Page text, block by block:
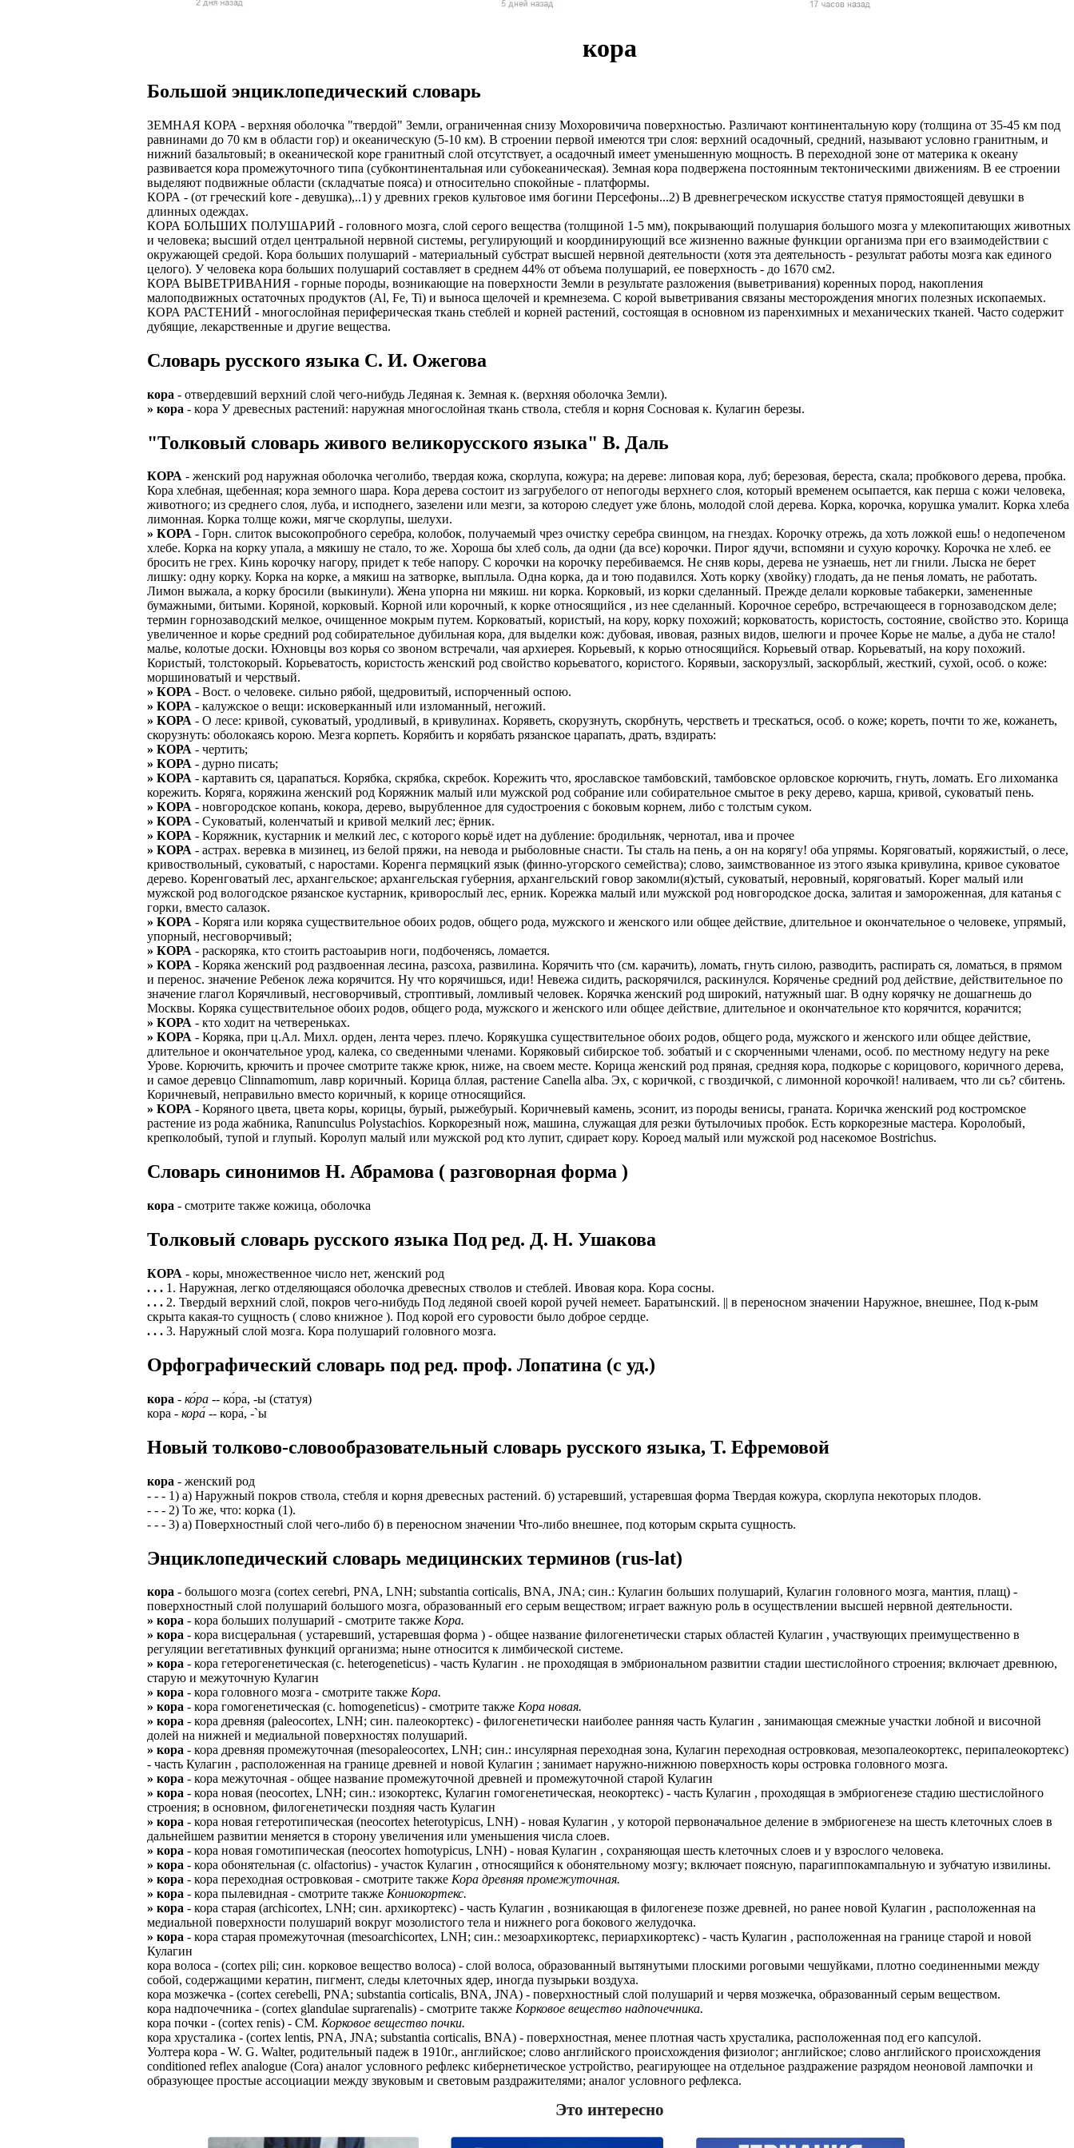
надежность и качество выполнения наших услуг. Ведётся постоянный набор мужчин, женщин и
ВНИМАНИЕ: Мы не оплачиваем стоимость оформления и перелёт.
имеет права вычитывать какие то деньги из вашей зарплаты!
Варианты: 1) Рабочая виза на 6 месяцев (можно продлевать на месте, не выезжая из страны),
2) Рабочая виза на 1 год (можно продлевать, не выезжая из страны);
3) Также предоставим возможность оформления Вида на Жительство.
Знание языка не является обязательным. Наличие заграничного паспорта;
Требуются мужчины, женщины, а также семейные пары;
Варианты работ: фабрики, заводы.
Средняя зарплата 1500-2500 евро в месяц (130 000-230 000 рублей). Заработок указан
средний, зависит от подобранной вакансии и сложности работы. + переработки
оплачиваются отдельно.
График 10-12 часов. 5-6 дневная рабочая неделя.
приглашение от работодателя > оформление визы > отправка > прохождение границы, встреча
работодателем подобранной заранее вакансии > прибытие на предприятие и место проживание.
Лицензия по трудоустройству за рубежом № 20118251359
Также смотрите дополнительные предложения по отправке в другие страны в нашем профиле.
А также рассматриваются соискатели с опытом работы: рабочий, разнорабочий, комплектовщик,
упаковщик, стикеровщик.
# работа за границей
# работа за рубежом
# трудоустройство за границей
# трудоустройство за рубежом
Авто находится у Вас 24 часа в сутки и в выходные дни
Никаких % и комиссий автопарков
Гарантированный стабильный доход не зависимо от суммы заказов
В наличии авто с возможностью выкупа от 600р.
Ищем водителей в штат.
Звоните ежедневно, работаем без выходных
количество мест на вакансию ограничено
Гибкий график: (2/2, 5/2)
Дружный коллектив.
Смартфон для работы и полная оплата мобильной связи.
Скидки и акции от партнеров компании.
Выгодные условия на продукты Тинькофф банка.
ЧТОБЫ УСТРОИТЬСЯ ПРЕДСТАВИТЕЛЕМ
Откликнитесь на это объявление.
Получите приглашение в личный кабинет кандидата.
Заполните короткую анкету.
Ожидайте звонка менеджера.
Доставлять клиентам банковские продукты, в том числе карты.
Подписывать документы при передаче и консультировать клиентов, как выгодно пользоваться
картами банка.
В ходе консультации представители могут подключать доп. услуги (например помочь в
установке мобильного банка на телефон), за что получают дополнительную плату.
Пожалуйста, НЕ ЗВОНИТЕ! Пишите.
Опыт не нужен, но приветствуется на следующих позициях: менеджер, представитель,
региональный представитель, продавец-консультант, курьер, банковский курьер, курьер банка,
курьер документов, менеджер по продажам.
В таких банках, как Сбербанк, Газпром, Альфа-Банк, Промсвязьбанк, Райффайзенбанк,
Открытие, Почта Банк.
А также в компаниях: Евросеть, Мегафон, Связной, СДЭК, ПЭК и т.д.
В направлениях: без опыта, студенты, банки, консультирование, продажи.
кора
Большой энциклопедический словарь
ЗЕМНАЯ КОРА - верхняя оболочка "твердой" Земли, ограниченная снизу Мохоровичича поверхностью. Различают континентальную кору (толщина от 35-45 км под
равнинами до 70 км в области гор) и океаническую (5-10 км). В строении первой имеются три слоя: верхний осадочный, средний, называют условно гранитным, и
нижний базальтовый; в океанической коре гранитный слой отсутствует, а осадочный имеет уменьшенную мощность. В переходной зоне от материка к океану
развивается кора промежуточного типа (субконтинентальная или субокеаническая). Земная кора подвержена постоянным тектоническими движениям. В ее строении
выделяют подвижные области (складчатые пояса) и относительно спокойные - платформы.
КОРА - (от греческий kore - девушка),..1) у древних греков культовое имя богини Персефоны...2) В древнегреческом искусстве статуя прямостоящей девушки в
длинных одеждах.
КОРА БОЛЬШИХ ПОЛУШАРИЙ - головного мозга, слой серого вещества (толщиной 1-5 мм), покрывающий полушария большого мозга у млекопитающих животных
и человека; высший отдел центральной нервной системы, регулирующий и координирующий все жизненно важные функции организма при его взаимодействии с
окружающей средой. Кора больших полушарий - материальный субстрат высшей нервной деятельности (хотя эта деятельность - результат работы мозга как единого
целого). У человека кора больших полушарий составляет в среднем 44% от объема полушарий, ее поверхность - до 1670 см2.
КОРА ВЫВЕТРИВАНИЯ - горные породы, возникающие на поверхности Земли в результате разложения (выветривания) коренных пород, накопления
малоподвижных остаточных продуктов (Al, Fe, Ti) и выноса щелочей и кремнезема. С корой выветривания связаны месторождения многих полезных ископаемых.
КОРА РАСТЕНИЙ - многослойная периферическая ткань стеблей и корней растений, состоящая в основном из паренхимных и механических тканей. Часто содержит
дубящие, лекарственные и другие вещества.
Словарь русского языка С. И. Ожегова
кора - отвердевший верхний слой чего-нибудь Ледяная к. Земная к. (верхняя оболочка Земли).
» кора - кора У древесных растений: наружная многослойная ткань ствола, стебля и корня Сосновая к. Кулагин березы.
"Толковый словарь живого великорусского языка" В. Даль
КОРА - женский род наружная оболочка чеголибо, твердая кожа, скорлупа, кожура; на дереве: липовая кора, луб; березовая, береста, скала; пробкового дерева, пробка.
Кора хлебная, щебенная; кора земного шара. Кора дерева состоит из загрубелого от непогоды верхнего слоя, который временем осыпается, как перша с кожи человека,
животного; из среднего слоя, луба, и исподнего, зазелени или мезги, за которою следует уже блонь, молодой слой дерева. Корка, корочка, корушка умалит. Корка хлеба
лимонная. Корка толще кожи, мягче скорлупы, шелухи.
» КОРА - Горн. слиток высокопробного серебра, колобок, получаемый чрез очистку серебра свинцом, на гнездах. Корочку отрежь, да хоть ложкой ешь! о недопеченом
хлебе. Корка на корку упала, а мякишу не стало, то же. Хороша бы хлеб соль, да одни (да все) корочки. Пирог ядучи, вспомяни и сухую корочку. Корочка не хлеб. ее
бросить не грех. Кинь корочку нагору, придет к тебе напору. С корочки на корочку перебиваемся. Не сняв коры, дерева не узнаешь, нет ли гнили. Лыска не берет
лишку: одну корку. Корка на корке, а мякиш на затворке, выплыла. Одна корка, да и тою подавился. Хоть корку (хвойку) глодать, да не пенья ломать, не работать.
Лимон выжала, а корку бросили (выкинули). Жена упорна ни мякиш. ни корка. Корковый, из корки сделанный. Прежде делали корковые табакерки, замененные
бумажными, битыми. Коряной, корковый. Корной или корочный, к корке относящийся , из нее сделанный. Корочное серебро, встречающееся в горнозаводском деле;
термин горнозаводский мелкое, очищенное мокрым путем. Корковатый, користый, на кору, корку похожий; корковатость, користость, состояние, свойство это. Корища
увеличенное и корье средний род собирательное дубильная кора, для выделки кож: дубовая, ивовая, разных видов, шелюги и прочее Корье не малье, а дуба не стало!
малье, колотые доски. Юхновцы воз корья со звоном встречали, чая архиерея. Корьевый, к корью относящийся. Корьевый отвар. Корьеватый, на кору похожий.
Користый, толстокорый. Корьеватость, користость женский род свойство корьеватого, користого. Корявыи, заскорузлый, заскорблый, жесткий, сухой, особ. о коже:
моршиноватый и черствый.
» КОРА - Вост. о человеке. сильно рябой, щедровитый, испорченный оспою.
» КОРА - калужское о вещи: исковерканный или изломанный, негожий.
» КОРА - О лесе: кривой, суковатый, уродливый, в кривулинах. Коряветь, скорузнуть, скорбнуть, черстветь и трескаться, особ. о коже; кореть, почти то же, кожанеть,
скорузнуть: оболокаясь корою. Мезга корпеть. Корябить и корябать рязанское царапать, драть, вздирать:
» КОРА - чертить;
» КОРА - дурно писать;
» КОРА - картавить ся, царапаться. Корябка, скрябка, скребок. Корежить что, ярославское тамбовский, тамбовское орловское корючить, гнуть, ломать. Его лихоманка
корежить. Коряга, коряжина женский род Коряжник малый или мужской род собрание или собирательное смытое в реку дерево, карша, кривой, суковатый пень.
» КОРА - новгородское копань, кокора, дерево, вырубленное для судостроения с боковым корнем, либо с толстым суком.
» КОРА - Суковатый, коленчатый и кривой мелкий лес; ёрник.
» КОРА - Коряжник, кустарник и мелкий лес, с которого корьё идет на дубление: бродильняк, чернотал, ива и прочее
» КОРА - астрах. веревка в мизинец, из 6елой пряжи, на невода и рыболовные снасти. Ты сталь на пень, а он на корягу! оба упрямы. Коряговатый, коряжистый, о лесе,
кривоствольный, суковатый, с наростами. Коренга пермяцкий язык (финно-угорского семейства); слово, заимствованное из этого языка кривулина, кривое суковатое
дерево. Коренговатый лес, архангельское; архангельская губерния, архангельский говор закомли(я)стый, суковатый, неровный, коряговатый. Корег малый или
мужской род вологодское рязанское кустарник, криворослый лес, ерник. Корежка малый или мужской род новгородское доска, залитая и замороженная, для катанья с
горки, вместо салазок.
» КОРА - Коряга или коряка существительное обоих родов, общего рода, мужского и женского или общее действие, длительное и окончательное о человеке, упрямый,
упорный, несговорчивый;
» КОРА - раскоряка, кто стоить растоаырив ноги, подбоченясь, ломается.
» КОРА - Коряка женский род раздвоенная лесина, разсоха, развилина. Корячить что (см. карачить), ломать, гнуть силою, разводить, распирать ся, ломаться, в прямом
и перенос. значение Ребенок лежа корячится. Ну что корячишься, иди! Невежа сидить, раскорячился, раскинулся. Коряченье средний род действие, действительное по
значение глагол Корячливый, несговорчивый, строптивый, ломливый человек. Корячка женский род широкий, натужный шаг. В одну корячку не дошагнешь до
Москвы. Коряка существительное обоих родов, общего рода, мужского и женского или общее действие, длительное и окончательное кто корячится, корачится;
» КОРА - кто ходит на четвереньках.
» КОРА - Коряка, при ц.Ал. Михл. орден, лента через. плечо. Корякушка существительное обоих родов, общего рода, мужского и женского или общее действие,
длительное и окончательное урод, калека, со сведенными членами. Коряковый сибирское тоб. зобатый и с скорченными членами, особ. по местному недугу на реке
Урове. Корючить, крючить и прочее смотрите также крюк, ниже, на своем месте. Корица женский род пряная, средняя кора, подкорье с корицового, коричного дерева,
и самое деревцо Clinnamomum, лавр коричный. Корица бллая, растение Canella alba. Эх, с коричкой, с гвоздичкой, с лимонной корочкой! наливаем, что ли сь? сбитень.
Коричневый, неправильно вместо коричный, к корице относящийся.
» КОРА - Коряного цвета, цвета коры, корицы, бурый, рыжебурый. Коричневый камень, эсонит, из породы венисы, граната. Коричка женский род костромское
растение из рода жабника, Ranunculus Роlystachios. Коркорезный нож, машина, служащая для резки бутылочиых пробок. Есть коркорезные мастера. Королобый,
крепколобый, тупой и глупый. Королуп малый или мужской род кто лупит, сдирает кору. Короед малый или мужской род насекомое Bostrichus.
Cловарь синонимов Н. Абрамова ( разговорная форма )
кора - смотрите также кожица, оболочка
Толковый словарь русского языка Под ред. Д. Н. Ушакова
КОРА - коры, множественное число нет, женский род
. . . 1. Наружная, легко отделяющаяся оболочка древесных стволов и стеблей. Ивовая кора. Кора сосны.
. . . 2. Твердый верхний слой, покров чего-нибудь Под ледяной своей корой ручей немеет. Баратынский. || в переносном значении Наружное, внешнее, Под к-рым
скрыта какая-то сущность ( слово книжное ). Под корой его суровости было доброе сердце.
. . . 3. Наружный слой мозга. Кора полушарий головного мозга.
Орфографический словарь под ред. проф. Лопатина (c уд.)
кора - ко́ра -- ко́ра, -ы (статуя)
кора - кора́ -- кора́, -`ы
Новый толково-словообразовательный словарь русского языка, Т. Ефремовой
кора - женский род
- - - 1) а) Наружный покров ствола, стебля и корня древесных растений. б) устаревший, устаревшая форма Твердая кожура, скорлупа некоторых плодов.
- - - 2) То же, что: корка (1).
- - - 3) а) Поверхностный слой чего-либо б) в переносном значении Что-либо внешнее, под которым скрыта сущность.
Энциклопедический словарь медицинских терминов (rus-lat)
кора - большого мозга (cortex cerebri, PNA, LNH; substantia corticalis, BNA, JNA; син.: Кулагин больших полушарий, Кулагин головного мозга, мантия, плащ) -
поверхностный слой полушарий большого мозга, образованный его серым веществом; играет важную роль в осуществлении высшей нервной деятельности.
» кора - кора больших полушарий - смотрите также Кора.
» кора - кора висцеральная ( устаревший, устаревшая форма ) - общее название филогенетически старых областей Кулагин , участвующих преимущественно в
регуляции вегетативных функций организма; ныне относится к лимбической системе.
» кора - кора гетерогенетическая (с. heterogeneticus) - часть Кулагин . не проходящая в эмбриональном развитии стадии шестислойного строения; включает древнюю,
старую и межуточную Кулагин
» кора - кора головного мозга - смотрите также Кора.
» кора - кора гомогенетическая (с. homogeneticus) - смотрите также Кора новая.
» кора - кора древняя (paleocortex, LNH; син. палеокортекс) - филогенетически наиболее ранняя часть Кулагин , занимающая смежные участки лобной и височной
долей на нижней и медиальной поверхностях полушарий.
» кора - кора древняя промежуточная (mesopaleocortex, LNH; син.: инсулярная переходная зона, Кулагин переходная островковая, мезопалеокортекс, перипалеокортекс)
- часть Кулагин , расположенная на границе древней и новой Кулагин ; занимает наружно-нижнюю поверхность коры островка головного мозга.
» кора - кора межуточная - общее название промежуточной древней и промежуточной старой Кулагин
» кора - кора новая (neocortex, LNH; син.: изокортекс, Кулагин гомогенетическая, неокортекс) - часть Кулагин , проходящая в эмбриогенезе стадию шестислойного
строения; в основном, филогенетически поздняя часть Кулагин
» кора - кора новая гетеротипическая (neocortex heterotypicus, LNH) - новая Кулагин , у которой первоначальное деление в эмбриогенезе на шесть клеточных слоев в
дальнейшем развитии меняется в сторону увеличения или уменьшения числа слоев.
» кора - кора новая гомотипическая (neocortex homotypicus, LNH) - новая Кулагин , сохраняющая шесть клеточных слоев и у взрослого человека.
» кора - кора обонятельная (с. olfactorius) - участок Кулагин , относящийся к обонятельному мозгу; включает поясную, парагиппокампальную и зубчатую извилины.
» кора - кора переходная островковая - смотрите также Кора древняя промежуточная.
» кора - кора пылевидная - смотрите также Кониокортекс.
» кора - кора старая (archicortex, LNH; син. архикортекс) - часть Кулагин , возникающая в филогенезе позже древней, но ранее новой Кулагин , расположенная на
медиальной поверхности полушарий вокруг мозолистого тела и нижнего рога бокового желудочка.
» кора - кора старая промежуточная (mesoarchicortex, LNH; син.: мезоархикортекс, периархикортекс) - часть Кулагин , расположенная на границе старой и новой
Кулагин
кора волоса - (cortex pili; син. корковое вещество волоса) - слой волоса, образованный вытянутыми плоскими роговыми чешуйками, плотно соединенными между
собой, содержащими кератин, пигмент, следы клеточных ядер, иногда пузырьки воздуха.
кора мозжечка - (cortex cerebelli, PNA; substantia corticalis, BNA, JNA) - поверхностный слой полушарий и червя мозжечка, образованный серым веществом.
кора надпочечника - (cortex glandulae suprarenalis) - смотрите также Корковое вещество надпочечника.
кора почки - (cortex renis) - CM. Корковое вещество почки.
кора хрусталика - (cortex lentis, PNA, JNA; substantia corticalis, BNA) - поверхностная, менее плотная часть хрусталика, расположенная под его капсулой.
Уолтера кора - W. G. Walter, родительный падеж в 1910г., английское; слово английского происхождения физиолог; английское; слово английского происхождения
conditioned reflex analogue (Cora) аналог условного рефлекс кибернетическое устройство, реагирующее на отдельное раздражение разрядом неоновой лампочки и
образующее простые ассоциации между звуковым и световым раздражителями; аналог условного рефлекса.
Это интересно